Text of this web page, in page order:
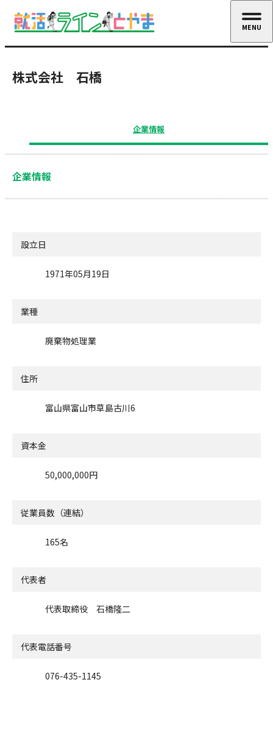
株式会社 石橋
企業情報
企業情報
設立日
1971年05月19日
業種
廃棄物処理業
住所
富山県富山市草島古川6
資本金
50,000,000円
従業員数（連結）
165名
代表者
代表取締役 石橋隆二
代表電話番号
076-435-1145
MENU